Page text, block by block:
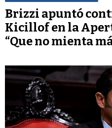
Brizzi apuntó
Kicillof en la
“Que no mienta